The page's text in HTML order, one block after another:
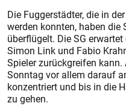
Die Fuggerstädter, die in
werden konnten, haben die
überflügelt. Die SG
Simon Link und Fabio
Spieler zurückgreifen kann.
Sonntag vor allem darauf
konzentriert und bis in die
zu gehen.